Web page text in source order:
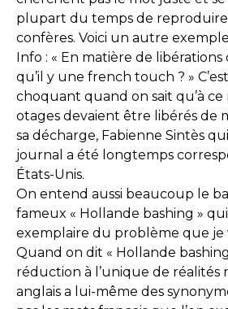
plupart du temps de
confères. Voici un autre
Info : « En matière de libérations
qu’il y une french touch ? »
choquant quand on sait qu’à
otages devaient être libérés de
sa décharge, Fabienne Sintès
journal a été longtemps
États-Unis.
On entend aussi beaucoup le
fameux « Hollande bashing »
exemplaire du problème que je
Quand on dit « Hollande bashing
réduction à l’unique de réalités
anglais a lui-même des